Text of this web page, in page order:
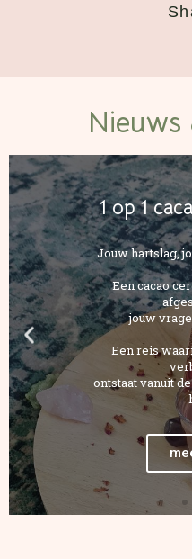
Nieuws
1 op 1
Jouw hartslag,
Een cacao
jouw
Een reis
ontstaat vanuit